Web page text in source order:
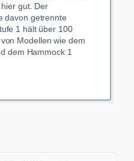
gut. Der
davon getrennte
1 hält über 100
Modellen wie dem
dem Hammock 1